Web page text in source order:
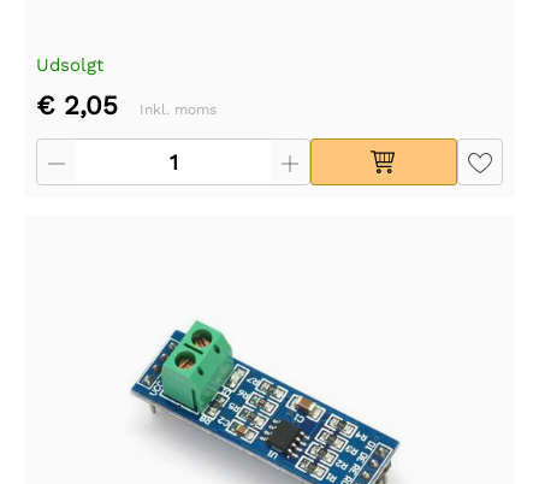
Udsolgt
€ 2,05 Inkl. moms